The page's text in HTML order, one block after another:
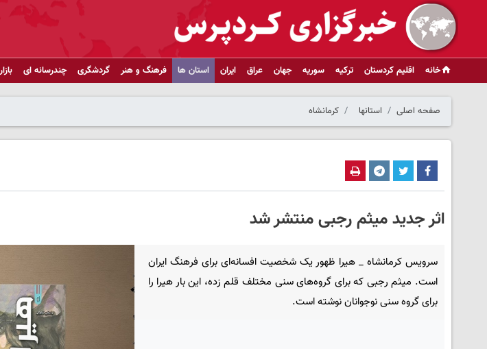
خانه اقلیم کردستان ترکیه سوریه جهان عراق ایران استان ها فرهنگ و هنر گردشگری چندرسانه ای
صفحه اصلی استانها کرمانشاه
اثر جدید میثم رجبی منتشر شد
سرویس کرمانشاه _ هیرا ظهور یک شخصیت افسانه‌ای برای فرهنگ ایران
است. میثم رجبی که برای گروه‌های سنی مختلف قلم زده، این بار هیرا را
برای گروه سنی نوجوانان نوشته است.